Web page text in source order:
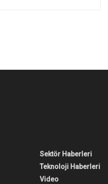
Sektör Haberleri
Teknoloji Haberleri
Video